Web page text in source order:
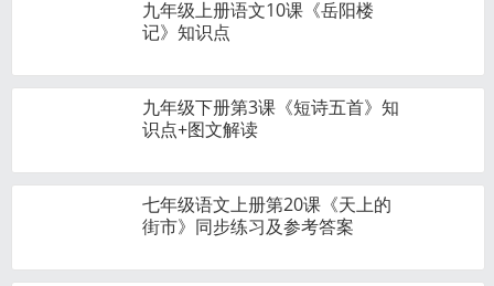
九年级上册语文10课《岳阳楼
记》知识点
九年级下册第3课《短诗五首》知
识点+图文解读
七年级语文上册第20课《天上的
街市》同步练习及参考答案